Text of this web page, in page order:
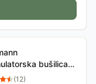
bušilica
10250-A
(12)